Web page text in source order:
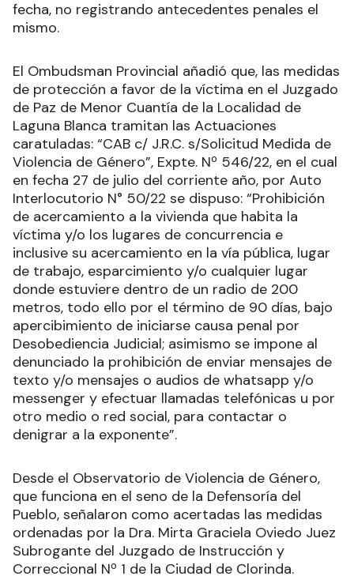
fecha, no registrando antecedentes penales el
mismo.
El Ombudsman Provincial añadió que, las medidas
de protección a favor de la víctima en el Juzgado
de Paz de Menor Cuantía de la Localidad de
Laguna Blanca tramitan las Actuaciones
caratuladas: “CAB c/ J.R.C. s/Solicitud Medida de
Violencia de Género”, Expte. Nº 546/22, en el cual
en fecha 27 de julio del corriente año, por Auto
Interlocutorio N° 50/22 se dispuso: “Prohibición
de acercamiento a la vivienda que habita la
víctima y/o los lugares de concurrencia e
inclusive su acercamiento en la vía pública, lugar
de trabajo, esparcimiento y/o cualquier lugar
donde estuviere dentro de un radio de 200
metros, todo ello por el término de 90 días, bajo
apercibimiento de iniciarse causa penal por
Desobediencia Judicial; asimismo se impone al
denunciado la prohibición de enviar mensajes de
texto y/o mensajes o audios de whatsapp y/o
messenger y efectuar llamadas telefónicas u por
otro medio o red social, para contactar o
denigrar a la exponente”.
Desde el Observatorio de Violencia de Género,
que funciona en el seno de la Defensoría del
Pueblo, señalaron como acertadas las medidas
ordenadas por la Dra. Mirta Graciela Oviedo Juez
Subrogante del Juzgado de Instrucción y
Correccional Nº 1 de la Ciudad de Clorinda.